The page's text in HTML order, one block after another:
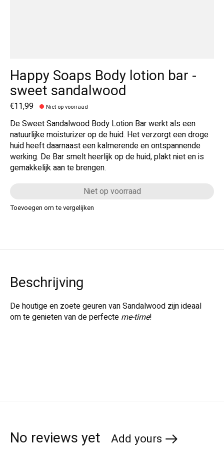
Happy Soaps Body lotion bar -
sweet sandalwood
€11,99 Niet op voorraad
De Sweet Sandalwood Body Lotion Bar werkt als een
natuurlijke moisturizer op de huid. Het verzorgt een droge
huid heeft daarnaast een kalmerende en ontspannende
werking. De Bar smelt heerlijk op de huid, plakt niet en is
gemakkelijk aan te brengen.
Niet op voorraad
Toevoegen om te vergelijken
Beschrijving
De houtige en zoete geuren van Sandalwood zijn ideaal
om te genieten van de perfecte me-time!
No reviews yet Add yours